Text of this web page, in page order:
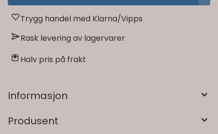
Trygg handel med Klarna/Vipps
Rask levering av lagervarer
Halv pris på frakt
Informasjon
Produsent